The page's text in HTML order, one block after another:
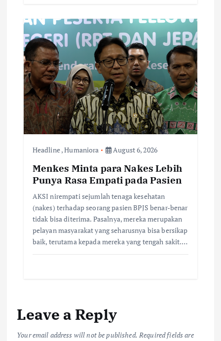
Headline,Humaniora August 6, 2026
Menkes Minta para Nakes Lebih
Punya Rasa Empati pada Pasien
AKSI nirempati sejumlah tenaga kesehatan
(nakes) terhadap seorang pasien BPJS benar-benar
tidak bisa diterima. Pasalnya, mereka merupakan
pelayan masyarakat yang seharusnya bisa bersikap
baik, terutama kepada mereka yang tengah sakit.…
Leave a Reply
Your email address will not be published. Required fields are